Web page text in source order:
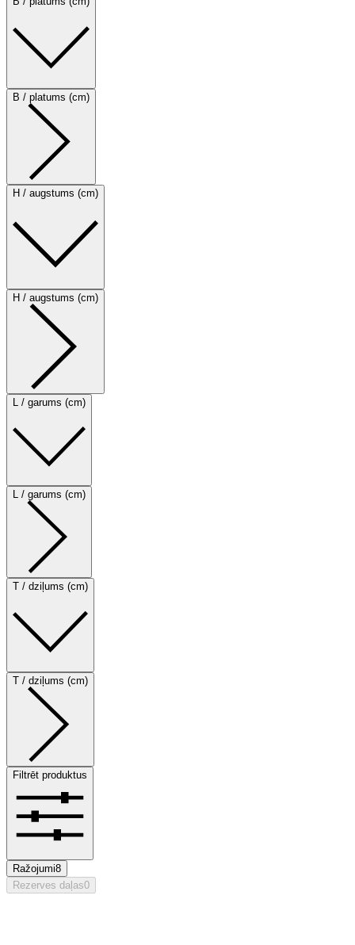
B / platums (cm)
H / augstums (cm)
H / augstums (cm)
L / garums (cm)
L / garums (cm)
T / dziļums (cm)
T / dziļums (cm)
Filtrēt produktus
Ražojumi8
Rezerves daļas0